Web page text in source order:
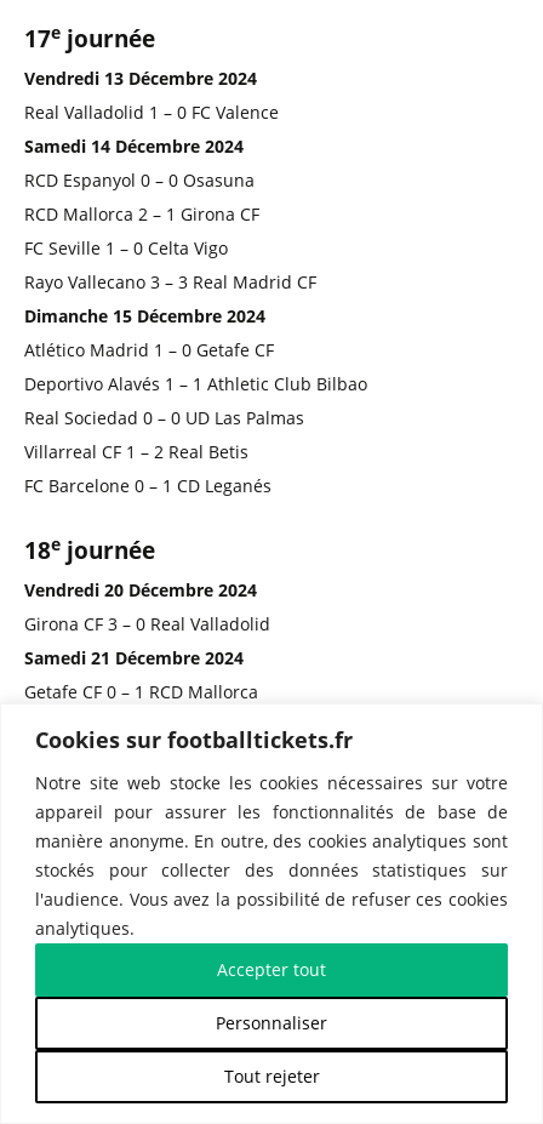
Cookies sur footballtickets.fr
Notre site web stocke les cookies nécessaires sur votre
appareil pour assurer les fonctionnalités de base de
manière anonyme. En outre, des cookies analytiques sont
stockés pour collecter des données statistiques sur
l'audience. Vous avez la possibilité de refuser ces cookies
analytiques.
Personnaliser
Tout rejeter
Accepter tout
17e journée
Vendredi 13 Décembre 2024
Real Valladolid 1 – 0 FC Valence
Samedi 14 Décembre 2024
RCD Espanyol 0 – 0 Osasuna
RCD Mallorca 2 – 1 Girona CF
FC Seville 1 – 0 Celta Vigo
Rayo Vallecano 3 – 3 Real Madrid CF
Dimanche 15 Décembre 2024
Atlético Madrid 1 – 0 Getafe CF
Deportivo Alavés 1 – 1 Athletic Club Bilbao
Real Sociedad 0 – 0 UD Las Palmas
Villarreal CF 1 – 2 Real Betis
FC Barcelone 0 – 1 CD Leganés
18e journée
Vendredi 20 Décembre 2024
Girona CF 3 – 0 Real Valladolid
Samedi 21 Décembre 2024
Getafe CF 0 – 1 RCD Mallorca
Celta Vigo 2 – 0 Real Sociedad
FC Barcelone 1 – 2 Atlético Madrid
Dimanche 22 Décembre 2024
FC Valence 2 – 2 Deportivo Alavés
Real Madrid CF 4 – 2 FC Seville
CD Leganés 2 – 5 Villarreal CF
UD Las Palmas 1 – 0 RCD Espanyol
Real Betis 1 – 1 Rayo Vallecano
19ejournée
Mardi 03 Décembre 2024